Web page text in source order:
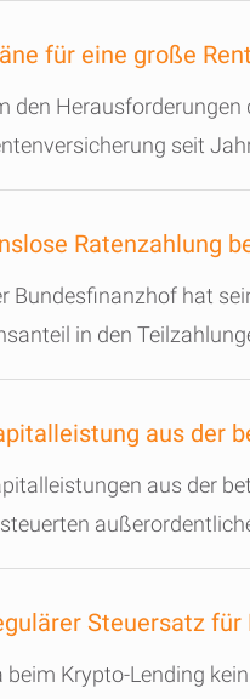
für eine große
den
seit
Ratenzahlung
Bundesfinanzhof hat
in den
aus der
aus der
Steuersatz
beim Krypto-Lending